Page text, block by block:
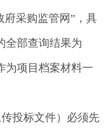
府采购监管网”，具
全部查询结果为
为项目档案材料一
投标文件）必须先